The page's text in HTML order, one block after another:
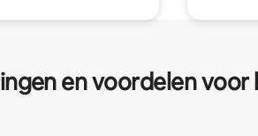
en voordelen